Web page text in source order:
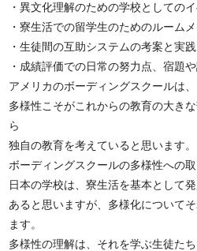
・異文化理解のための学校としてのイ
・寮生活での留学生のためのルームメ
・生徒間の互助システムの考案と実践
・成績評価での日常の努力点、宿題
アメリカのボーディングスクールは、
多様性こそがこれからの教育の大き
ら
独自の教育を考えていると思います。
ボーディングスクールの多様性への取
日本の学校は、寮生活を基本として
あると思いますが、多様化について
ます。
多様性の理解は、それを学ぶ生徒た